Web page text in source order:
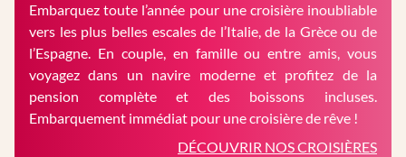
Embarquez toute l’année pour une croisière inoubliable
vers les plus belles escales de l’Italie, de la Grèce ou de
l’Espagne. En couple, en famille ou entre amis, vous
voyagez dans un navire moderne et profitez de la
pension complète et des boissons incluses.
Embarquement immédiat pour une croisière de rêve !
DÉCOUVRIR NOS CROISIÈRES